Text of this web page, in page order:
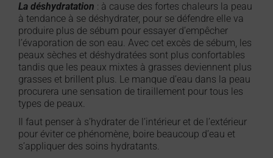
La déshydratation : à cause des fortes chaleurs la peau
à tendance à se déshydrater, pour se défendre elle va
produire plus de sébum pour essayer d’empêcher
l’évaporation de son eau. Avec cet excès de sébum, les
peaux sèches et déshydratées sont plus confortables
tandis que les peaux mixtes à grasses deviennent plus
grasses et brillent plus. Le manque d’eau dans la peau
procurera une sensation de tiraillement pour tous les
types de peaux.
Il faut penser à s’hydrater de l’intérieur et de l’extérieur
pour éviter ce phénomène, boire beaucoup d’eau et
s’appliquer des soins hydratants.